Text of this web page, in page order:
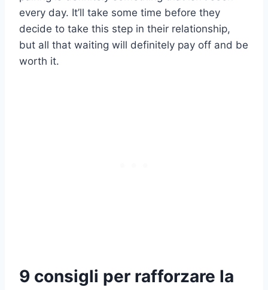
every day. It’ll take some time before they
decide to take this step in their relationship,
but all that waiting will definitely pay off and be
worth it.
9 consigli per rafforzare la